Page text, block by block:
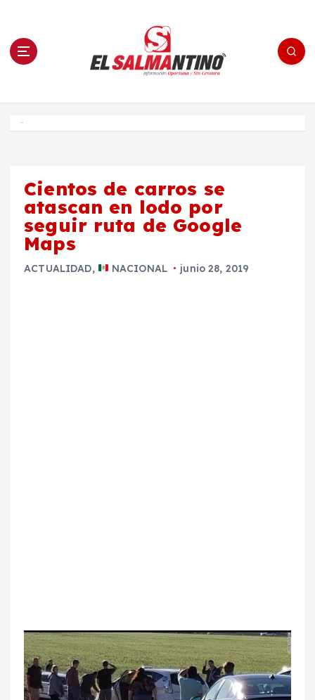
n El Salmantino - medios/noticias/editorial
Cientos de carros se
atascan en lodo por
seguir ruta de Google
Maps
ACTUALIDAD, NACIONAL junio 28, 2019